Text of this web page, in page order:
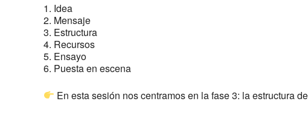
1. Idea
2. Mensaje
3. Estructura
4. Recursos
5. Ensayo
6. Puesta en escena
En esta sesión nos centramos en la fase 3: la estructura